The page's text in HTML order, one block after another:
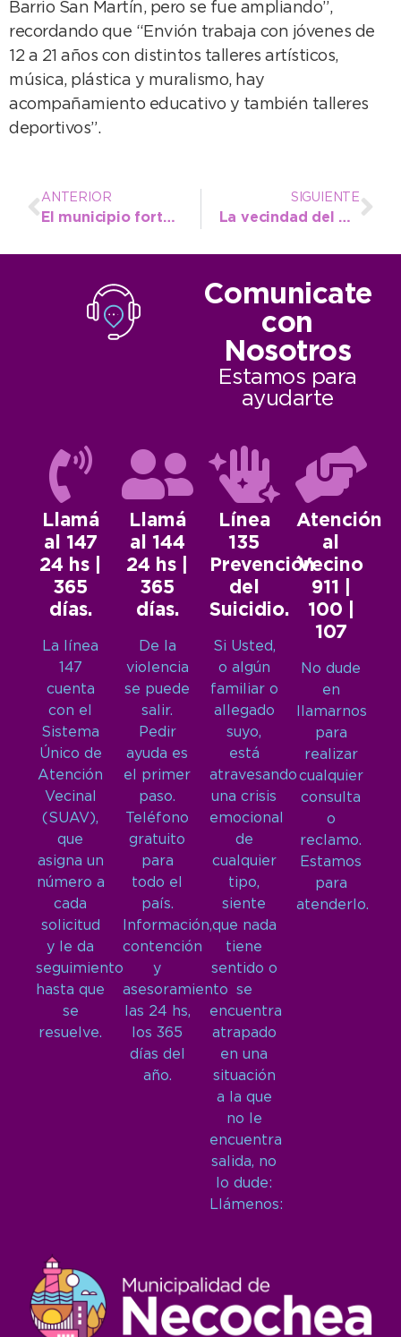
Barrio San Martín, pero se fue ampliando”,
recordando que “Envión trabaja con jóvenes de
12 a 21 años con distintos talleres artísticos,
música, plástica y muralismo, hay
acompañamiento educativo y también talleres
deportivos”.
ANTERIOR
El municipio fortalece el vínculo con la Diplomatura en paz y conflictos, única en el país
SIGUIENTE
La vecindad del 9 de Julio se congregó en el club del barrio ante la visita de la Oficina Móvil municipal
Comunicate
con
Nosotros
Estamos para
ayudarte
Llamá
al 147
24 hs |
365
días.
La línea
147
cuenta
con el
Sistema
Único de
Atención
Vecinal
(SUAV),
que
asigna un
número a
cada
solicitud
y le da
seguimiento
hasta que
se
resuelve.
Llamá
al 144
24 hs |
365
días.
De la
violencia
se puede
salir.
Pedir
ayuda es
el primer
paso.
Teléfono
gratuito
para
todo el
país.
Información,
contención
y
asesoramiento
las 24 hs,
los 365
días del
año.
Línea
135
Prevención
del
Suicidio.
Si Usted,
o algún
familiar o
allegado
suyo,
está
atravesando
una crisis
emocional
de
cualquier
tipo,
siente
que nada
tiene
sentido o
se
encuentra
atrapado
en una
situación
a la que
no le
encuentra
salida, no
lo dude:
Llámenos:
Atención
al
Vecino
911 |
100 |
107
No dude
en
llamarnos
para
realizar
cualquier
consulta
o
reclamo.
Estamos
para
atenderlo.